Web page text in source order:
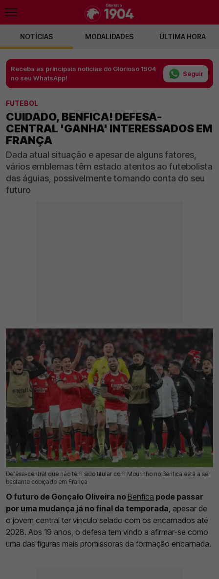
NOTÍCIAS MODALIDADES ÚLTIMA HORA
Receba as principais notícias do Glorioso 1904
no seu WhatsApp!
Seguir
FUTEBOL
CUIDADO, BENFICA! DEFESA-
CENTRAL 'GANHA' INTERESSADOS EM
FRANÇA
Dada atual situação e apesar de alguns fatores,
vários emblemas têm estado atentos ao futebolista
das águias, possivelmente tomando conta do seu
futuro
Defesa-central que não tem sido titular com Mourinho no Benfica está a ser
bastante cobiçado em França
11 Abr 2026 | 13:02 | 0
O futuro de Gonçalo Oliveira noBenfica pode passar
por uma mudança já no final da temporada, apesar de
o jovem central ter vínculo selado com os encarnados até
2028. Aos 19 anos, o defesa tem vindo a afirmar-se como
uma das figuras mais promissoras da formação encarnada.